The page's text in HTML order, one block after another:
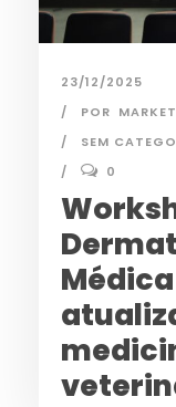
23/12/2025
POR
SEM
0